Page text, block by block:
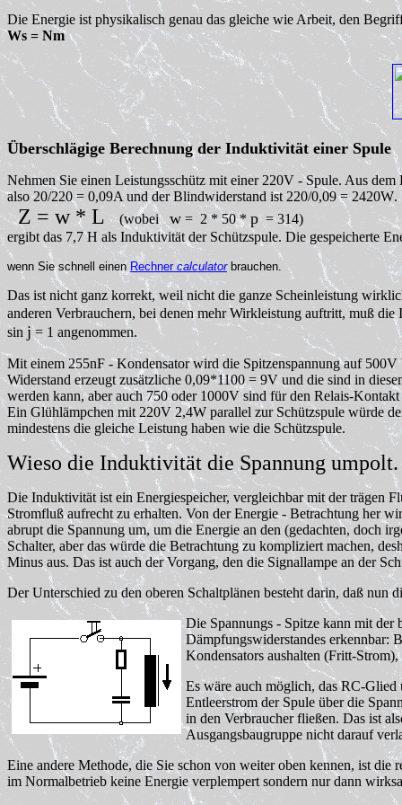
Die Energie ist physikalisch genau das gleiche wie Arbeit, den
Ws = Nm
Überschlägige Berechnung der Induktivität einer Spule
Nehmen Sie einen Leistungsschütz mit einer 220V - Spule. Aus
also 20/220 = 0,09A und der Blindwiderstand ist 220/0,09 = 2420W.
Z = w* L (wobei w = 2 * 50 *p= 314)
ergibt das 7,7 H als Induktivität der Schützspule. Die gespeicherte
wenn Sie schnell einen Rechnercalculatorbrauchen.
Das ist nicht ganz korrekt, weil nicht die ganze Scheinleistung
anderen Verbrauchern, bei denen mehr Wirkleistung auftritt, muß
sinj= 1 angenommen.
Mit einem 255nF - Kondensator wird die Spitzenspannung auf
Widerstand erzeugt zusätzliche 0,09*1100 = 9V und die sind in
werden kann, aber auch 750 oder 1000V sind für den Relais-
Ein Glühlämpchen mit 220V 2,4W parallel zur Schützspule würde
mindestens die gleiche Leistung haben wie die Schützspule.
Wieso die Induktivität die Spannung umpolt.
Die Induktivität ist ein Energiespeicher, vergleichbar mit der trägen
Stromfluß aufrecht zu erhalten. Von der Energie - Betrachtung her
abrupt die Spannung um, um die Energie an den (gedachten, doch
Schalter, aber das würde die Betrachtung zu kompliziert machen,
Minus aus. Das ist auch der Vorgang, den die Signallampe an der
Der Unterschied zu den oberen Schaltplänen besteht darin, daß nun
Die Spannungs - Spitze kann mit
Dämpfungswiderstandes erkennbar:
Kondensators aushalten (Fritt-
Es wäre auch möglich, das RC-Glied
Entleerstrom der Spule über die
in den Verbraucher fließen. Das ist
Ausgangsbaugruppe nicht darauf
Eine andere Methode, die Sie schon von weiter oben kennen, ist
im Normalbetrieb keine Energie verplempert sondern nur dann